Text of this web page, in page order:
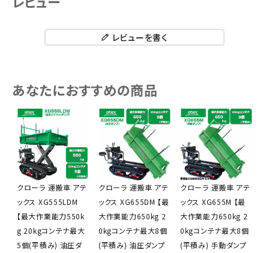
レビューを書く
あなたにおすすめの商品
クローラ 運搬車 アテ
ックス XG555LDM
【最大作業能力550k
g 20kgコンテナ最大
5個(平積み) 油圧ダ
クローラ 運搬車 アテ
ックス XG655DM 【最
大作業能力650kg 2
0kgコンテナ最大8個
(平積み) 油圧ダンプ
クローラ 運搬車 アテ
ックス XG655M 【最
大作業能力650kg 2
0kgコンテナ最大8個
(平積み) 手動ダンプ